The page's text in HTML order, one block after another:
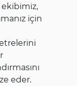
için
eder.